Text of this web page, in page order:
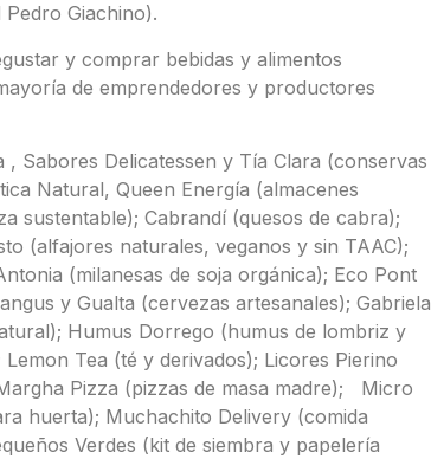
Giachino).
y comprar bebidas y alimentos
de emprendedores y productores
Sabores Delicatessen y Tía Clara (conservas
Natural, Queen Energía (almacenes
sustentable); Cabrandí (quesos de cabra);
(alfajores naturales, veganos y sin TAAC);
(milanesas de soja orgánica); Eco Pont
y Gualta (cervezas artesanales); Gabriela
Humus Dorrego (humus de lombriz y
Tea (té y derivados); Licores Pierino
Pizza (pizzas de masa madre); Micro
huerta); Muchachito Delivery (comida
Verdes (kit de siembra y papelería